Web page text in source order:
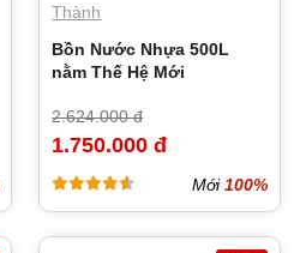
Thành
Bồn Nước Nhựa 500L
nằm Thế Hệ Mới
2.624.000 đ
1.750.000 đ
Mới100%